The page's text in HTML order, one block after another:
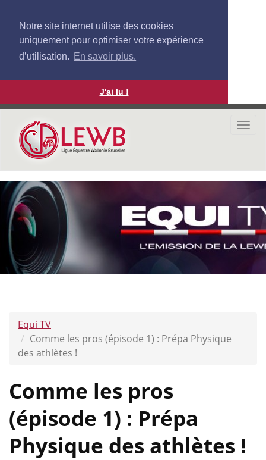
Notre site internet utilise des cookies
uniquement pour optimiser votre expérience
d’utilisation. En savoir plus.
J'ai lu !
Aller
contenu
principal
Equi TV
Comme les pros (épisode 1) : Prépa Physique
des athlètes !
Comme les pros
(épisode 1) : Prépa
Physique des athlètes !